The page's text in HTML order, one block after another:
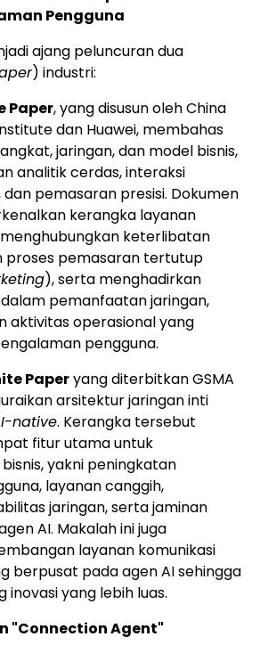
Pengguna
ajang peluncuran dua
) industri:
Paper, yang disusun oleh China
dan Huawei, membahas
jaringan, dan model bisnis,
analitik cerdas, interaksi
pemasaran presisi. Dokumen
kerangka layanan
keterlibatan
proses pemasaran tertutup
), serta menghadirkan
pemanfaatan jaringan,
aktivitas operasional yang
pengguna.
Paperyang diterbitkan GSMA
arsitektur jaringan inti
native. Kerangka tersebut
fitur utama untuk
yakni peningkatan
layanan canggih,
jaringan, serta jaminan
AI. Makalah ini juga
layanan komunikasi
berpusat pada agen AI sehingga
inovasi yang lebih luas.
"Connection Agent"